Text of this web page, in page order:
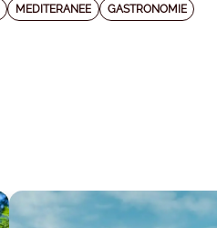
MEDITERANEE GASTRONOMIE